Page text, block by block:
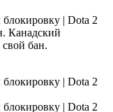
Канадский
бан.